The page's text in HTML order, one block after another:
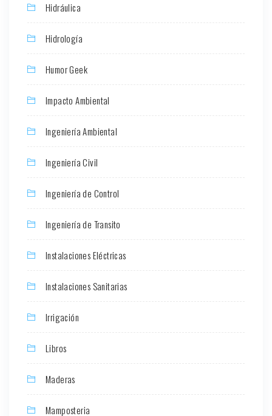
Hidráulica
Hidrología
Humor Geek
Impacto Ambiental
Ingeniería Ambiental
Ingeniería Civil
Ingeniería de Control
Ingeniería de Transito
Instalaciones Eléctricas
Instalaciones Sanitarias
Irrigación
Libros
Maderas
Mamposteria